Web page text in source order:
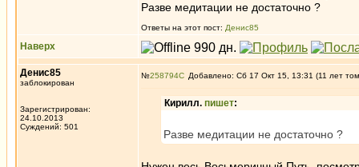
Разве медитации не достаточно ?
Ответы на этот пост: Денис85
Наверх
Денис85
заблокирован
Зарегистрирован:
24.10.2013
Суждений: 501
№258794 Добавлено: Сб 17 Окт 15, 13:31 (11 лет
Кирилл. пишет:
Разве медитации не достаточно ?